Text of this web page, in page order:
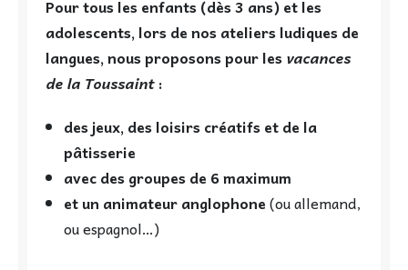
Pour tous les enfants (dès 3 ans) et les
adolescents, lors de nos ateliers ludiques de
langues, nous proposons pour lesvacances
de la Toussaint:
des jeux, des loisirs créatifs et de la
pâtisserie
avec des groupes de 6 maximum
et un animateur anglophone(ou allemand,
ou espagnol…)